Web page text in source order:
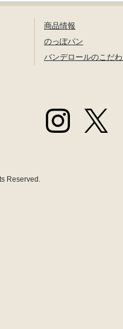
商品情報
のっぽパン
バンデロールのこだ
Reserved.